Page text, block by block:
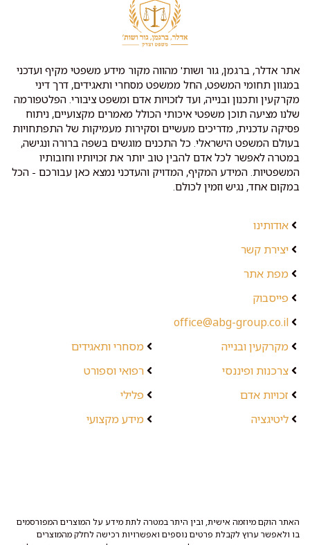
אתר אדלר, ברגמן, גור ושות' מהווה מקור מידע משפטי מקיף ועדכני
במגוון תחומי המשפט, החל ממשפט מסחרי ותאגידים, דרך דיני
מקרקעין ותכנון ובנייה, ועד לזכויות אדם ומשפט ציבורי. הפלטפורמה
שלנו מציעה תוכן משפטי איכותי הכולל מאמרים מקצועיים, ניתוח
פסיקה עדכנית, מדריכים מעשיים וסקירות מעמיקות של התפתחויות
בעולם המשפט הישראלי. כל התכנים מוגשים בשפה ברורה ונגישה,
במטרה לאפשר לכל אדם להבין טוב יותר את זכויותיו וחובותיו
המשפטיות. המידע המקיף, המדויק והעדכני נמצא כאן עבורכם - הכל
במקום אחד, נגיש וזמין לכולם.
אודותינו
יצירת קשר
מפת אתר
פייסבוק
office@abg-group.co.il
מקרקעין ובנייה
צרכנות ופיננסי
זכויות אדם
ליטיגציה
מסחרי ותאגידים
רפואי וספורט
פלילי
מידע מקצועי
האתר הוקם מיוזמה אישית, ובין היתר במטרה לתת מידע על המוצרים המפורסמים
בו ולאפשר ערוץ לקבלת פרטים נוספים ואפשרויות רכישה לחלק מהמוצרים